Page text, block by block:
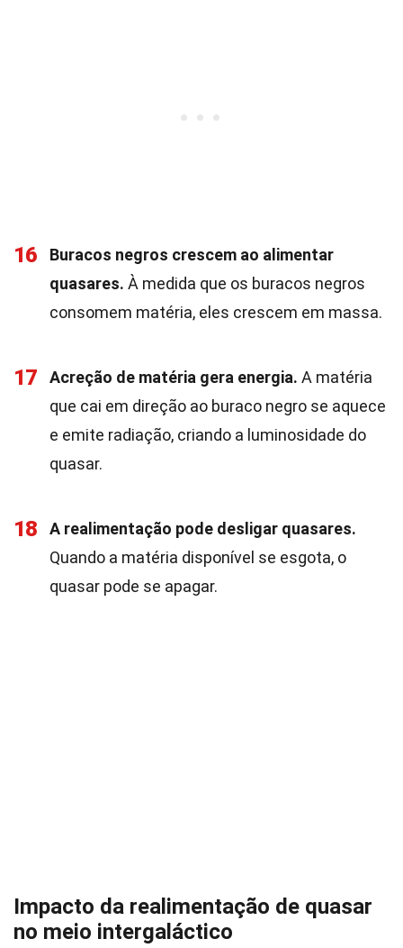
16
Buracos negros crescem ao alimentar
quasares. À medida que os buracos negros
consomem matéria, eles crescem em massa.
17 Acreção de matéria gera energia. A matéria
que cai em direção ao buraco negro se aquece
e emite radiação, criando a luminosidade do
quasar.
18
A realimentação pode desligar quasares.
Quando a matéria disponível se esgota, o
quasar pode se apagar.
Impacto da realimentação de quasar
no meio intergaláctico